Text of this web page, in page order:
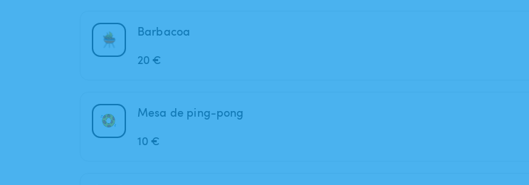
Barbacoa
20 €
Mesa de ping-pong
10 €